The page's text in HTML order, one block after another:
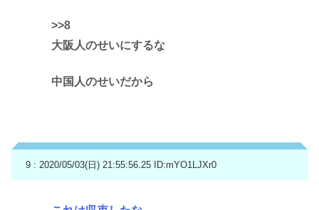
>>8
大阪人のせいにするな
中国人のせいだから
9 : 2020/05/03(日) 21:55:56.25 ID:mYO1LJXr0